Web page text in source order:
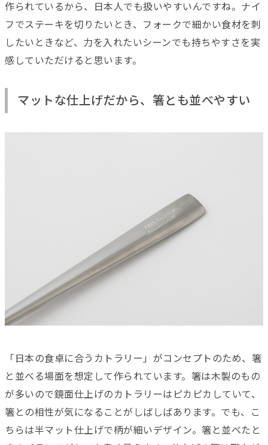
作られているから、日本人でも扱いやすいんですね。ナイ
フでステーキを切りたいとき、フォークで細かい食材を刺
したいときなど、力を入れたいシーンでも持ちやすさを実
感していただけると思います。
マットな仕上げだから、箸とも並べやすい
「日本の食卓に合うカトラリー」がコンセプトのため、箸
と並べる場面を想定して作られています。箸は木製のもの
が多いので鏡面仕上げのカトラリーはピカピカしていて、
箸との相性が気になることがしばしばあります。でも、こ
ちらは半マット仕上げで柄が細いデザイン。箸と並べたと